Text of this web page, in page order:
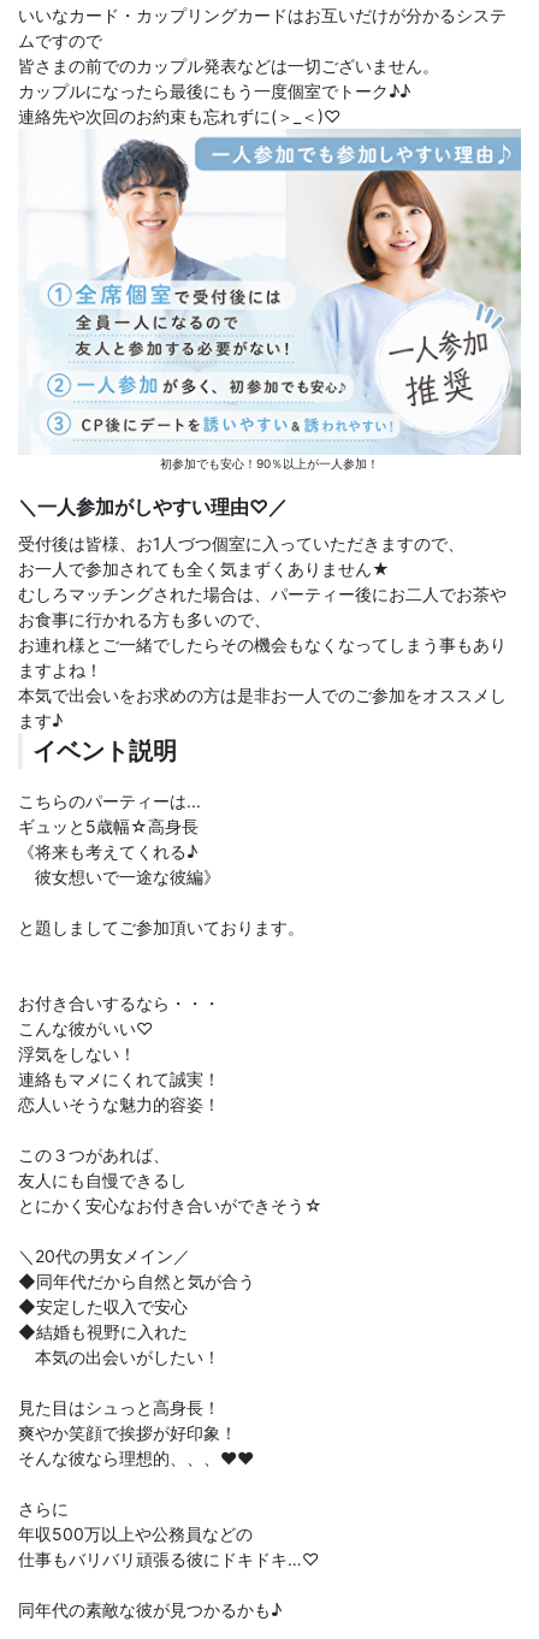
いいなカード・カップリングカードはお互いだけが分かるシステ
ムですので
皆さまの前でのカップル発表などは一切ございません。
カップルになったら最後にもう一度個室でトーク♪♪
連絡先や次回のお約束も忘れずに(＞_＜)♡
初参加でも安心！90％以上が一人参加！
＼一人参加がしやすい理由♡／
受付後は皆様、お1人づつ個室に入っていただきますので、
お一人で参加されても全く気まずくありません★
むしろマッチングされた場合は、パーティー後にお二人でお茶や
お食事に行かれる方も多いので、
お連れ様とご一緒でしたらその機会もなくなってしまう事もあり
ますよね！
本気で出会いをお求めの方は是非お一人でのご参加をオススメし
ます♪
イベント説明
こちらのパーティーは...
ギュッと5歳幅☆高身長
《将来も考えてくれる♪
彼女想いで一途な彼編》
と題しましてご参加頂いております。
お付き合いするなら・・・
こんな彼がいい♡
浮気をしない！
連絡もマメにくれて誠実！
恋人いそうな魅力的容姿！
この３つがあれば、
友人にも自慢できるし
とにかく安心なお付き合いができそう☆
＼20代の男女メイン／
◆同年代だから自然と気が合う
◆安定した収入で安心
◆結婚も視野に入れた
本気の出会いがしたい！
見た目はシュっと高身長！
爽やか笑顔で挨拶が好印象！
そんな彼なら理想的、、、♥♥
さらに
年収500万以上や公務員などの
仕事もバリバリ頑張る彼にドキドキ…♡
同年代の素敵な彼が見つかるかも♪